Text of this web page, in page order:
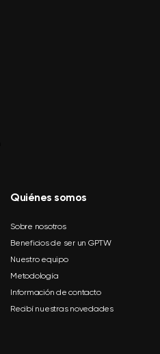
Quiénes somos
Sobre nosotros
Beneficios de ser un GPTW
Nuestro equipo
Metodología
Información de contacto
Recibí nuestras novedades